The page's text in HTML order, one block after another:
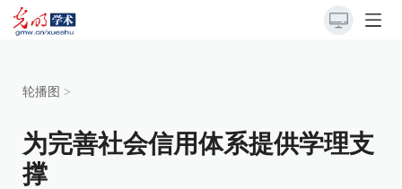
轮播图 >
为完善社会信用体系提供学理支
撑